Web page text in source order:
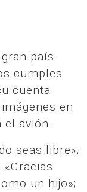
país.
cumples
cuenta
en
el avión.
seas libre»;
un hijo»;